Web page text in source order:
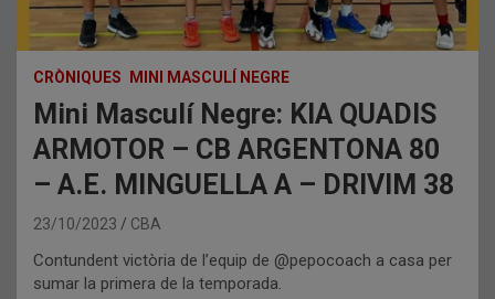
CRÒNIQUES MINI MASCULÍ NEGRE
Mini Masculí Negre: KIA QUADIS
ARMOTOR – CB ARGENTONA 80
– A.E. MINGUELLA A – DRIVIM 38
23/10/2023 CBA
Contundent victòria de l’equip de @pepocoach a casa per
sumar la primera de la temporada.